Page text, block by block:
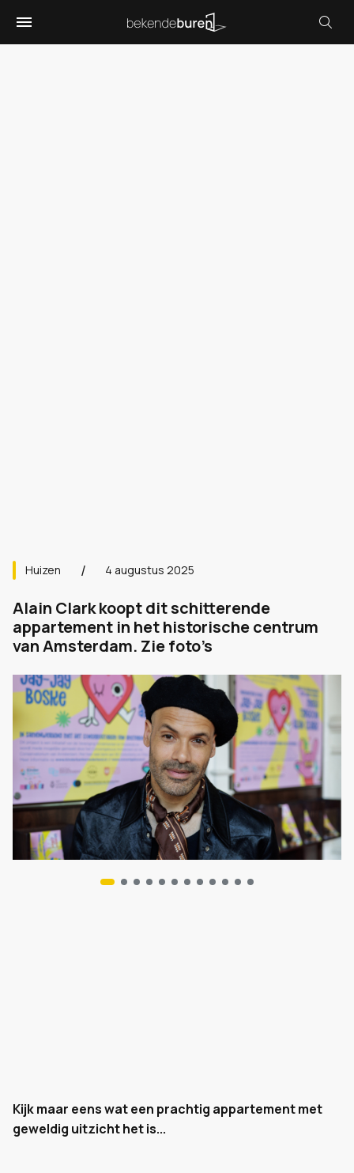
Huizen 4 augustus 2025
Alain Clark koopt dit schitterende
appartement in het historische centrum
van Amsterdam. Zie foto’s
Kijk maar eens wat een prachtig appartement met
geweldig uitzicht het is...